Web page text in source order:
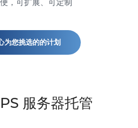
服务器托管
，可扩展、可定制
为您挑选的的计划